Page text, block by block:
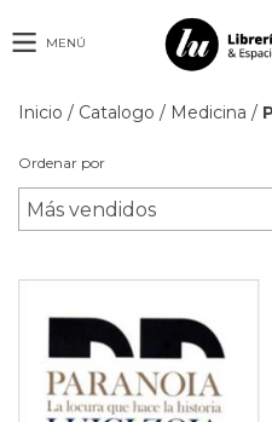
MENÚ
Inicio / Catalogo / Medicina /
Ordenar por